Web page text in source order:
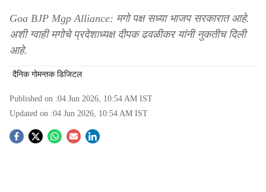
Goa BJP Mgp Alliance: मगो पक्ष सध्या भाजप सरकारात आहे.
अशी ग्वाही मगोचे प्रदेशाध्यक्ष दीपक ढवळीकर यांनी नुकतीच दिली
आहे.
दैनिक गोमन्तक डिजिटल
Published on :04 Jun 2026, 10:54 AM IST
Updated on :04 Jun 2026, 10:54 AM IST
S